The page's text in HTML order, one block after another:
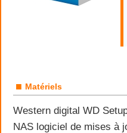
■ Matériels
Western digital WD
NAS logiciel de mises à